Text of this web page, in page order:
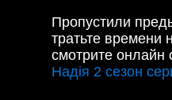
Пропустили
тратьте времени
смотрите онлайн
Надія 2 сезон